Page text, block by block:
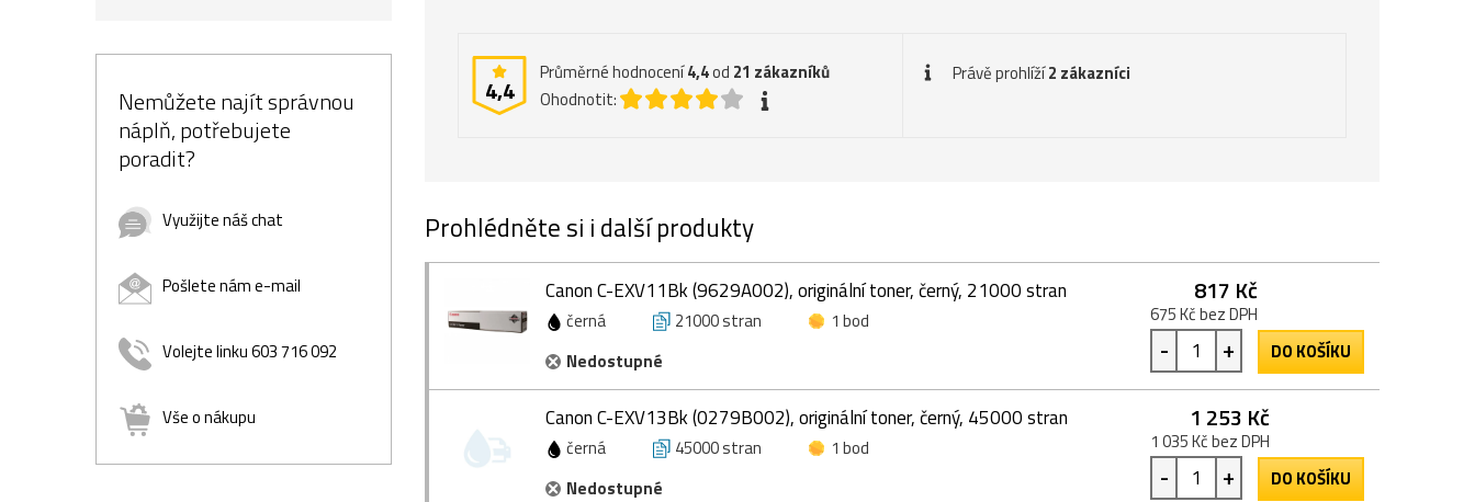
Nemůžete najít správnou
náplň, potřebujete
poradit?
Využijte náš chat
Pošlete nám e-mail
Volejte linku 603 716 092
Vše o nákupu
4,4
Průměrné hodnocení4,4od 21 zákazníků
Ohodnotit:
Právě prohlíží2 zákazníci
Prohlédněte si i další produkty
Canon C-EXV11Bk (9629A002), originální toner, černý, 21000 stran
černá 21000 stran
1 bod
Nedostupné
817 Kč
675 Kč bez DPH
- + DO KOŠÍKU
Canon C-EXV13Bk (0279B002), originální toner, černý, 45000 stran
černá 45000 stran
1 bod
Nedostupné
1 253 Kč
1 035 Kč bez DPH
- + DO KOŠÍKU